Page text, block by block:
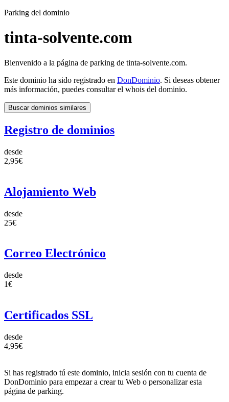
Parking del dominio
tinta-solvente.com
Bienvenido a la página de parking de tinta-solvente.com.
Este dominio ha sido registrado en DonDominio. Si deseas obtener
más información, puedes consultar el whois del dominio.
Buscar dominios similares
Registro de dominios
desde
2,95€
Alojamiento Web
desde
25€
Correo Electrónico
desde
1€
Certificados SSL
desde
4,95€
Si has registrado tú este dominio, inicia sesión con tu cuenta de
DonDominio para empezar a crear tu Web o personalizar esta
página de parking.